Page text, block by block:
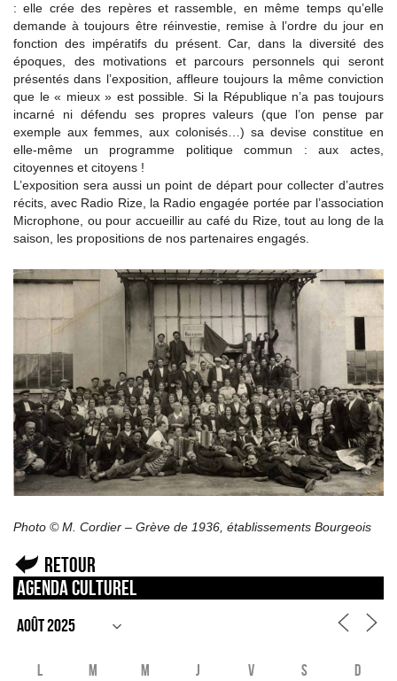
: elle crée des repères et rassemble, en même temps qu’elle
demande à toujours être réinvestie, remise à l’ordre du jour en
fonction des impératifs du présent. Car, dans la diversité des
époques, des motivations et parcours personnels qui seront
présentés dans l’exposition, affleure toujours la même conviction
que le « mieux » est possible. Si la République n’a pas toujours
incarné ni défendu ses propres valeurs (que l’on pense par
exemple aux femmes, aux colonisés…) sa devise constitue en
elle-même un programme politique commun : aux actes,
citoyennes et citoyens !
L’exposition sera aussi un point de départ pour collecter d’autres
récits, avec Radio Rize, la Radio engagée portée par l’association
Microphone, ou pour accueillir au café du Rize, tout au long de la
saison, les propositions de nos partenaires engagés.
Photo © M. Cordier – Grève de 1936, établissements Bourgeois
Retour
Agenda culturel
L M M J V S D